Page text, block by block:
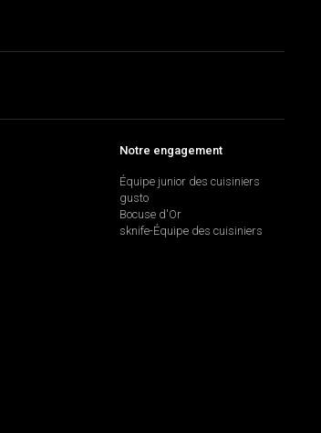
Notre engagement
Équipe junior des cuisiniers
gusto
Bocuse d'Or
sknife-Équipe des cuisiniers